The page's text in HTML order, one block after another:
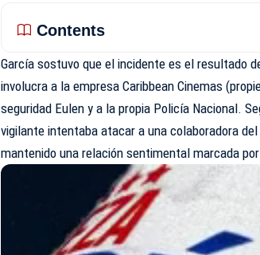
Contents
García sostuvo que elincidentees el resultado
involucra a la empresa Caribbean Cinemas
seguridad Eulen y a la propia Policía Nacional.
vigilante intentaba atacar a una colaboradora
mantenido una relación sentimental marcada